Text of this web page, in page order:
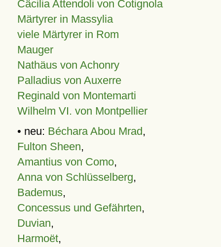
Cäcilia Attendoli von Cotignola
Märtyrer in Massylia
viele Märtyrer in Rom
Mauger
Nathäus von Achonry
Palladius von Auxerre
Reginald von Montemarti
Wilhelm VI. von Montpellier
• neu: Béchara Abou Mrad,
Fulton Sheen,
Amantius von Como,
Anna von Schlüsselberg,
Bademus,
Concessus und Gefährten,
Duvian,
Harmoët,